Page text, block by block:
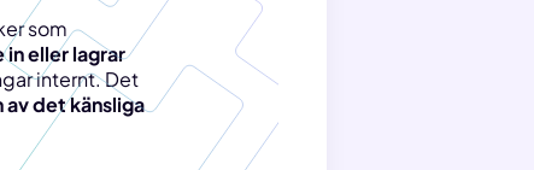
som
in eller lagrar
internt. Det
av det känsliga